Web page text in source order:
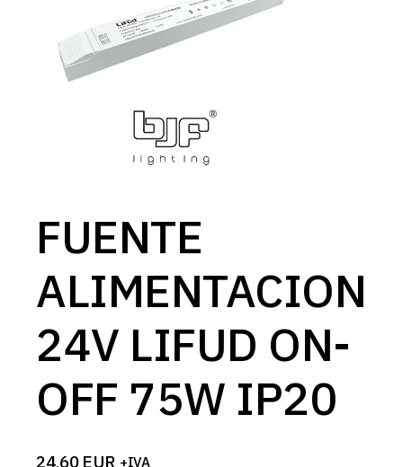
FUENTE
ALIMENTACION
24V LIFUD ON-
OFF 75W IP20
24,60 EUR +IVA